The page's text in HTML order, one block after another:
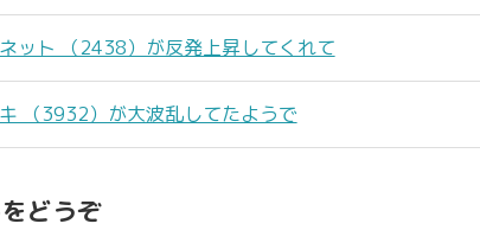
ット （2438）が反発上昇してくれて
（3932）が大波乱してたようで
どうぞ